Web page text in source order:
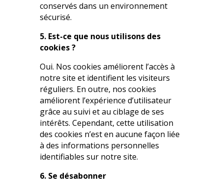
conservés dans un environnement
sécurisé.
5. Est-ce que nous utilisons des
cookies ?
Oui. Nos cookies améliorent l’accès à
notre site et identifient les visiteurs
réguliers. En outre, nos cookies
améliorent l’expérience d’utilisateur
grâce au suivi et au ciblage de ses
intérêts. Cependant, cette utilisation
des cookies n’est en aucune façon liée
à des informations personnelles
identifiables sur notre site.
6. Se désabonner